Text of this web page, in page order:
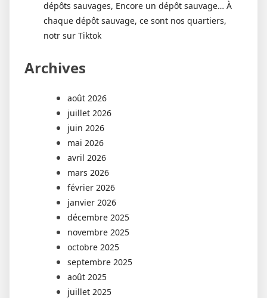
dépôts sauvages, Encore un dépôt sauvage… À
chaque dépôt sauvage, ce sont nos quartiers,
notr sur Tiktok
Archives
août 2026
juillet 2026
juin 2026
mai 2026
avril 2026
mars 2026
février 2026
janvier 2026
décembre 2025
novembre 2025
octobre 2025
septembre 2025
août 2025
juillet 2025